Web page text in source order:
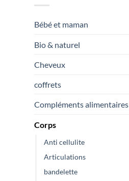
Bébé et maman
Bio & naturel
Cheveux
coffrets
Compléments alimentaires
Corps
Anti cellulite
Articulations
bandelette